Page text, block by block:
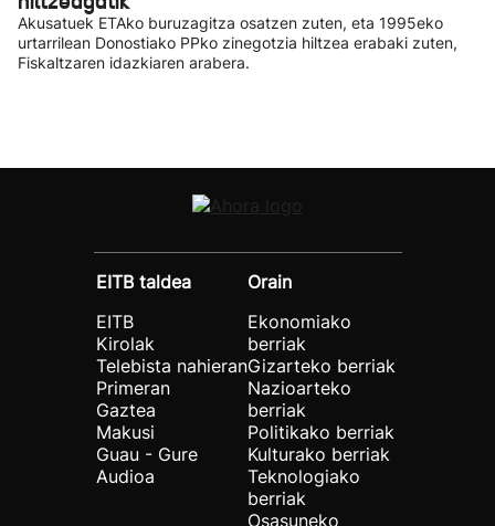
Akusatuek ETAko buruzagitza osatzen zuten, eta 1995eko
urtarrilean Donostiako PPko zinegotzia hiltzea erabaki zuten,
Fiskaltzaren idazkiaren arabera.
EITB taldea
EITB
Kirolak
Telebista nahieran
Primeran
Gaztea
Makusi
Guau - Gure
Audioa
Orain
Ekonomiako
berriak
Gizarteko berriak
Nazioarteko
berriak
Politikako berriak
Kulturako berriak
Teknologiako
berriak
Osasuneko